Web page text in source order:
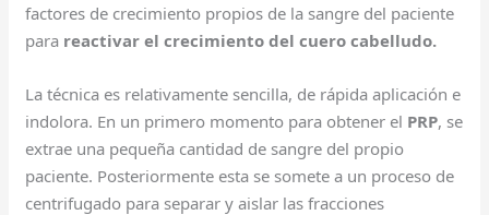
factores de crecimiento propios de la sangre del paciente
para reactivar el crecimiento del cuero cabelludo.
La técnica es relativamente sencilla, de rápida aplicación e
indolora. En un primero momento para obtener el PRP, se
extrae una pequeña cantidad de sangre del propio
paciente. Posteriormente esta se somete a un proceso de
centrifugado para separar y aislar las fracciones